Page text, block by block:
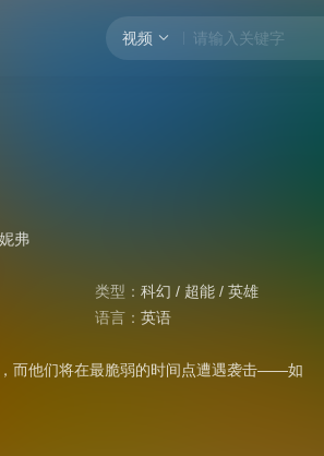
视频
弗
类型： 科幻 / 超能 / 英雄
语言： 英语
而他们将在最脆弱的时间点遭遇袭击——如